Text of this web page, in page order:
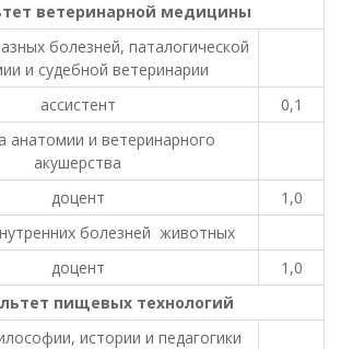
ветеринарной медицины
болезней, паталогической
и судебной ветеринарии
ассистент
0,1
анатомии и ветеринарного
акушерства
доцент
1,0
болезней животных
доцент
1,0
пищевых технологий
истории и педагогики